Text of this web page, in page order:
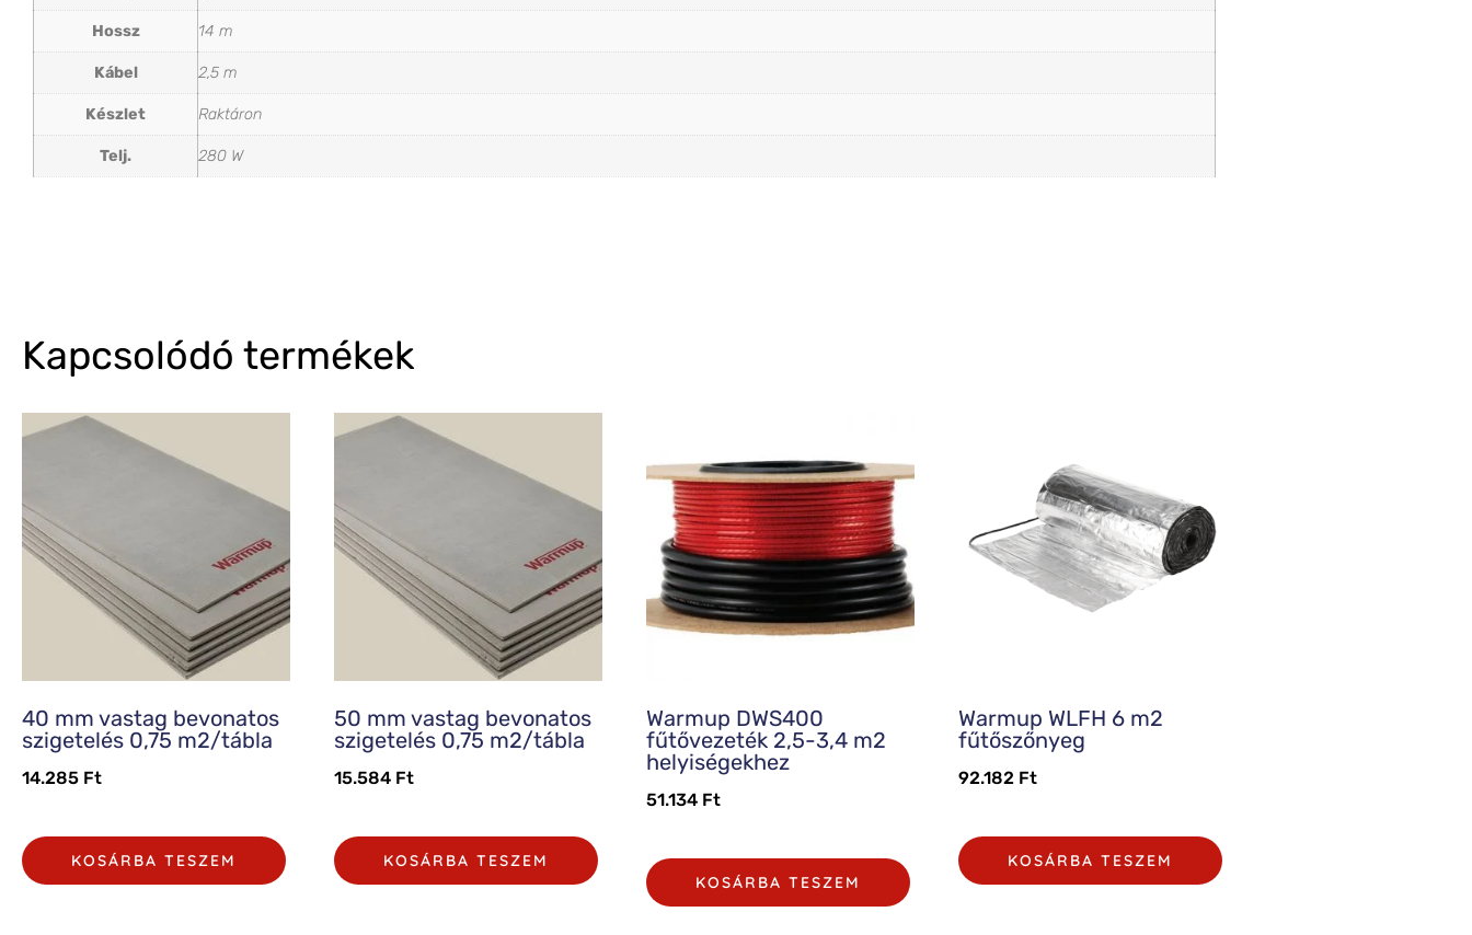
Hossz 14 m
Kábel 2,5 m
Készlet Raktáron
Telj. 280 W
Kapcsolódó termékek
40 mm vastag bevonatos
szigetelés 0,75 m2/tábla
14.285 Ft
KOSÁRBA TESZEM
50 mm vastag bevonatos
szigetelés 0,75 m2/tábla
15.584 Ft
KOSÁRBA TESZEM
Warmup DWS400
fűtővezeték 2,5-3,4 m2
helyiségekhez
51.134 Ft
KOSÁRBA TESZEM
Warmup WLFH 6 m2
fűtőszőnyeg
92.182 Ft
KOSÁRBA TESZEM